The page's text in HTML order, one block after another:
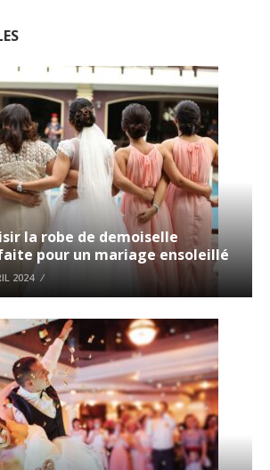
la robe de demoiselle
pour un mariage ensoleillé
2024